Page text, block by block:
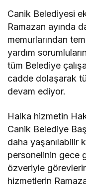
Canik Belediyesi
Ramazan ayında
memurlarından
yardım
tüm Belediye
cadde dolaşarak
devam ediyor.
Halka hizmetin
Canik Belediye
daha yaşanılabilir
personelinin gece
özveriyle
hizmetlerin